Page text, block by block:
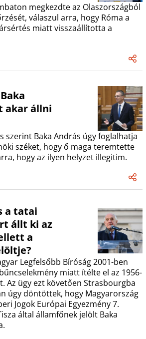
megkezdte az Olaszországból
válaszul arra, hogy Róma a
miatt visszaállította a
akar állni
szerint Baka András úgy foglalhatja
széket, hogy ő maga teremtette
hogy az ilyen helyzet illegitim.
a tatai
állt ki az
a
Legfelsőbb Bíróság 2001-ben
miatt ítélte el az 1956-
Az ügy ezt követően Strasbourgba
úgy döntöttek, hogy Magyarország
Jogok Európai Egyezmény 7.
által államfőnek jelölt Baka